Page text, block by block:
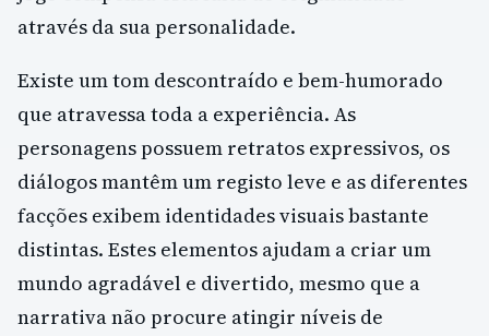
através da sua personalidade.
Existe um tom descontraído e bem-humorado
que atravessa toda a experiência. As
personagens possuem retratos expressivos, os
diálogos mantêm um registo leve e as diferentes
facções exibem identidades visuais bastante
distintas. Estes elementos ajudam a criar um
mundo agradável e divertido, mesmo que a
narrativa não procure atingir níveis de